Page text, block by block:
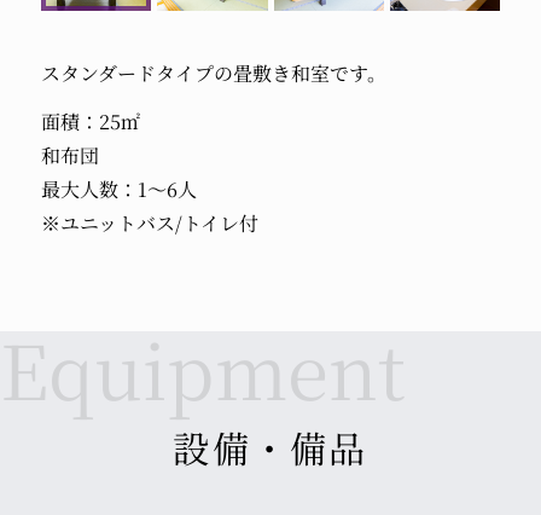
スタンダードタイプの畳敷き和室です。
面積：25㎡
和布団
最大人数：1～6人
※ユニットバス/トイレ付
設備・備品